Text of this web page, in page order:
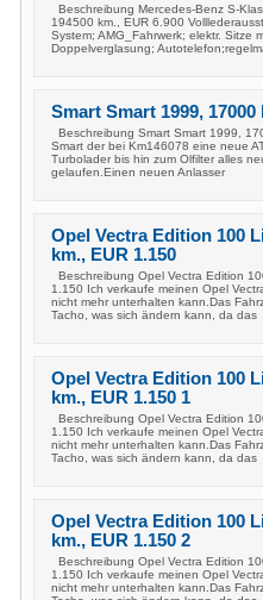
Beschreibung Mercedes-Benz S-
194500 km., EUR 6.900
System; AMG_Fahrwerk; elektr. Sitze
Doppelverglasung;
Smart Smart 1999, 17000
Beschreibung Smart Smart 1999,
Smart der bei Km146078 eine neue
Turbolader bis hin zum Olfilter alles
gelaufen.Einen neuen Anlasser
Opel Vectra Edition 100
km., EUR 1.150
Beschreibung Opel Vectra Edition
1.150 Ich verkaufe meinen Opel
nicht mehr unterhalten kann.Das
Tacho, was sich ändern kann, da das
Opel Vectra Edition 100
km., EUR 1.150 1
Beschreibung Opel Vectra Edition
1.150 Ich verkaufe meinen Opel
nicht mehr unterhalten kann.Das
Tacho, was sich ändern kann, da das
Opel Vectra Edition 100
km., EUR 1.150 2
Beschreibung Opel Vectra Edition
1.150 Ich verkaufe meinen Opel
nicht mehr unterhalten kann.Das